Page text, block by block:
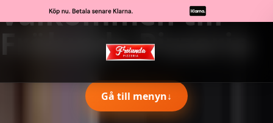
Välkommen till
Frölunda Pizzeria
Gå till menyn↓